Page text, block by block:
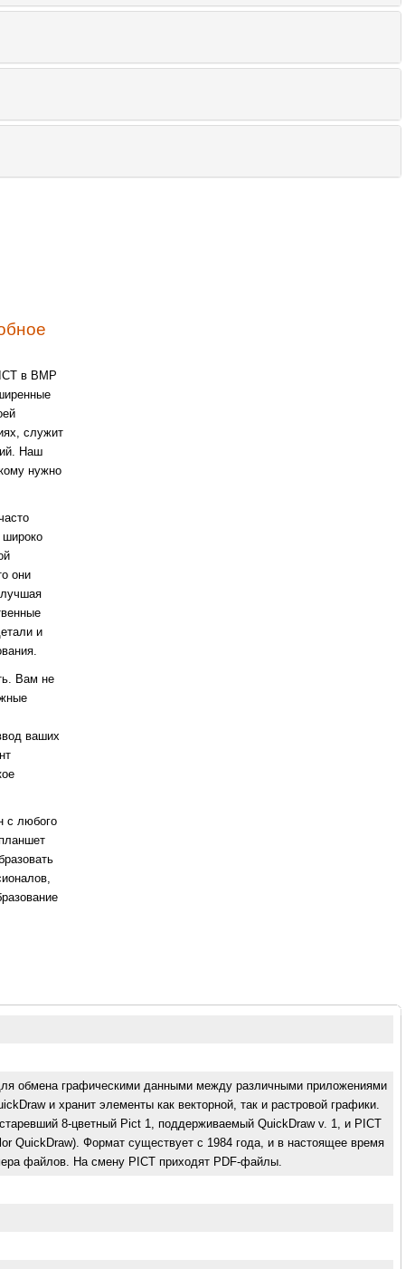
в BMP
служит
Наш
нужно
они
и
Вам не
ваших
с любого
обмена графическими данными между различными приложениями
и хранит элементы как векторной, так и растровой графики.
8-цветный Pict 1, поддерживаемый QuickDraw v. 1, и PICT
QuickDraw). Формат существует с 1984 года, и в настоящее время
файлов. На смену PICT приходят PDF-файлы.